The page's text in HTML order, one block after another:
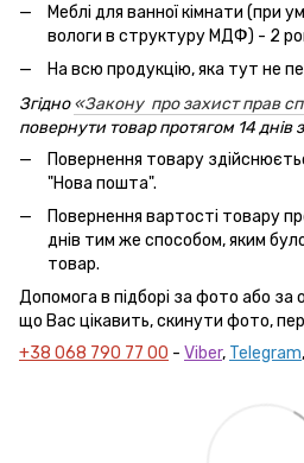
Меблі для ванної кімнати (при
вологи в структуру МДФ) - 2
На всю продукцію, яка тут не
Згідно«Закону про захист прав
повернути товар протягом 14 днів
Повернення товару
"Нова пошта".
Повернення вартості товару
днів тим же способом, яким
товар.
Допомога в підборі за фото або
що Вас цікавить, скинути фото,
+38 068 790 77 00 - Viber, Telegram,